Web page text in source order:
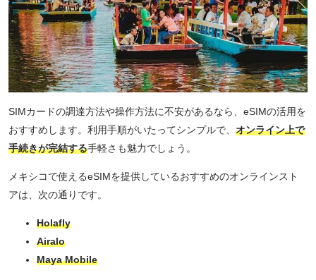
SIMカードの調達方法や操作方法に不安があるなら、eSIMの活用を
おすすめします。利用手順がいたってシンプルで、 オンライン上で
手続きが完結する手軽さも魅力でしょう。
メキシコで使えるeSIMを提供しているおすすめのオンラインスト
アは、次の通りです。
Holafly
Airalo
Maya Mobile